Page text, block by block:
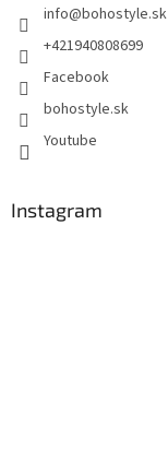
info@bohostyle.sk
+421940808699
Facebook
bohostyle.sk
Youtube
Instagram